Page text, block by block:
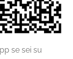
se sei su